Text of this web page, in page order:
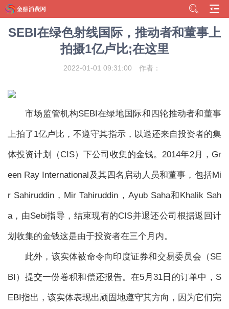
SEBI在绿色射线国际，推动者和董事上
拍摄1亿卢比;在这里
2022-01-01 09:31:00 作者：
市场监管机构SEBI在绿地国际和四轮推动者和董事
上拍了1亿卢比，不遵守其指示，以退还来自投资者的集
体投资计划（CIS）下公司收集的金钱。2014年2月，Gr
een Ray International及其四名启动人员和董事，包括Mi
r Sahiruddin，Mir Tahiruddin，Ayub Saha和Khalik Sah
a，由Sebi指导，结束现有的CIS并退还公司根据返回计
划收集的金钱这是由于投资者在三个月内。
此外，该实体被命令向印度证券和交易委员会（SE
BI）提交一份卷积和偿还报告。在5月31日的订单中，S
EBI指出，该实体表现出顽固地遵守其方向，因为它们完